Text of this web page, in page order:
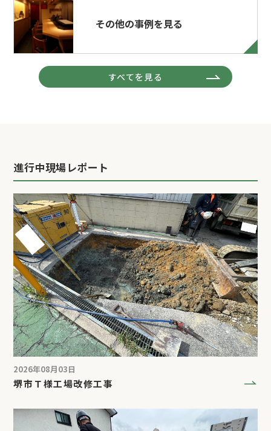
その他の事例を見る
すべてを見る
進行中現場レポート
2026年08月03日
堺市Ｔ様工場改修工事